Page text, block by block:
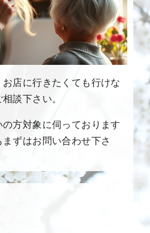
店に行きたくても行けな
談下さい。
方対象に伺っております
ずはお問い合わせ下さ